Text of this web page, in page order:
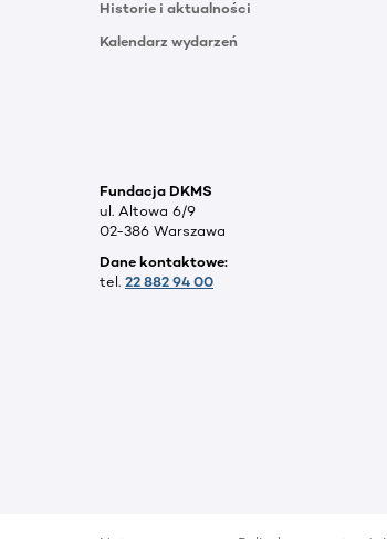
Historie i aktualności
Kalendarz wydarzeń
Fundacja DKMS
ul. Altowa 6/9
02-386 Warszawa
Dane kontaktowe:
tel. 22 882 94 00